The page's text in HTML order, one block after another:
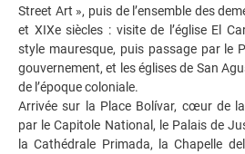
Street Art », puis de l’ensemble des
et XIXe siècles : visite de l’église El
style mauresque, puis passage par le
gouvernement, et les églises de San
de l’époque coloniale.
Arrivée sur la Place Bolívar, cœur de
par le Capitole National, le Palais de
la Cathédrale Primada, la Chapelle